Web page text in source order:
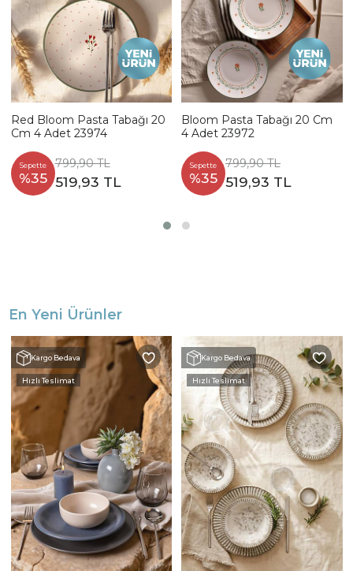
Red Bloom Pasta Tabağı 20
Cm 4 Adet 23974
Sepette
%35
799,90 TL
519,93 TL
Bloom Pasta Tabağı 20 Cm
4 Adet 23972
Sepette
%35
799,90 TL
519,93 TL
En Yeni Ürünler
Kargo Bedava
Hızlı Teslimat
Kargo Bedava
Hızlı Teslimat